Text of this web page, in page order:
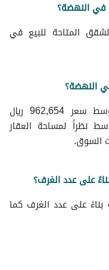
في النهضة؟
المتاحة للبيع في
النهضة؟
تعرض شقق للبيع في النهضة بمتوسط سعر 962,654 ريال
نظراً لمساحة العقار
السوق.
على عدد الغرف؟
على عدد الغرف كما